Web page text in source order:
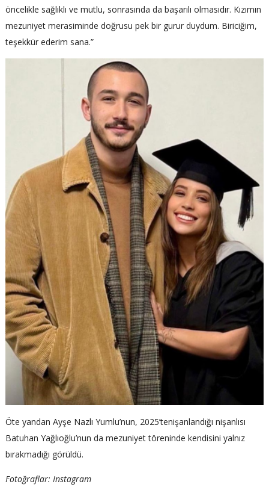
öncelikle sağlıklı ve mutlu, sonrasında da başarılı olmasıdır. Kızımın
mezuniyet merasiminde doğrusu pek bir gurur duydum. Biriciğim,
teşekkür ederim sana.”
Öte yandan Ayşe Nazlı Yumlu’nun, 2025’tenişanlandığı nişanlısı
Batuhan Yağlıoğlu’nun da mezuniyet töreninde kendisini yalnız
bırakmadığı görüldü.
Fotoğraflar: Instagram